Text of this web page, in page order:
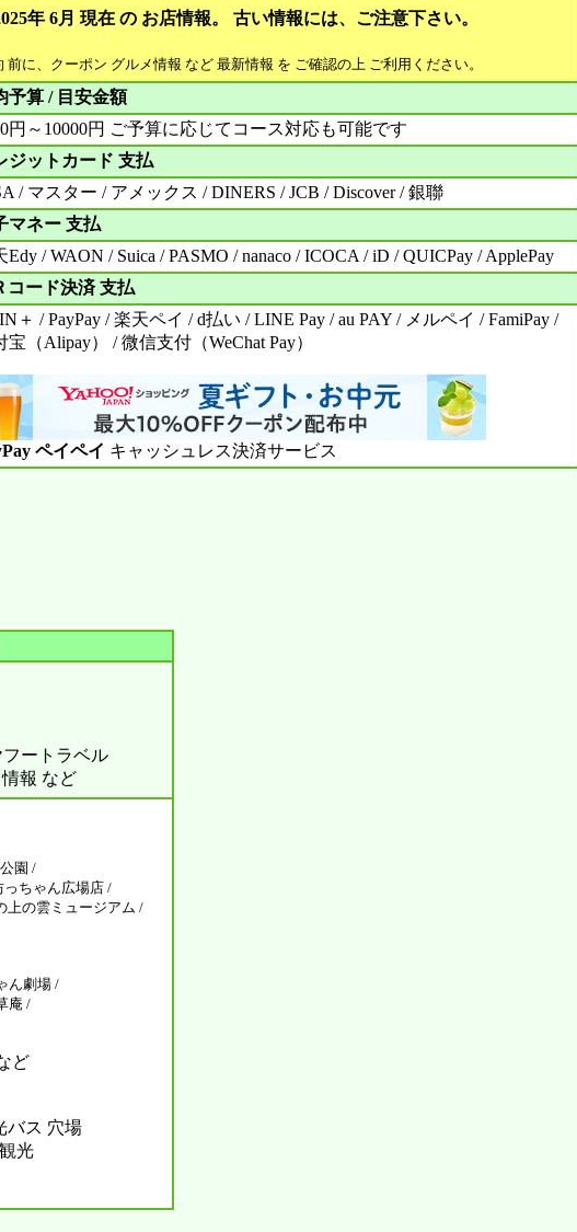
年 6月 現在 の お店情報。 古い情報には、ご注意下さい。
に、クーポン グルメ情報 など 最新情報 を ご確認の上 ご利用ください。
予算 / 目安金額
円～10000円 ご予算に応じてコース対応も可能です
ジットカード 支払
/ マスター / アメックス / DINERS / JCB / Discover / 銀聯
マネー 支払
Edy / WAON / Suica / PASMO / nanaco / ICOCA / iD / QUICPay / ApplePay
コード決済 支払
＋ / PayPay / 楽天ペイ / d払い / LINE Pay / au PAY / メルペイ / FamiPay /
宝（Alipay） / 微信支付（WeChat Pay）
ペイペイ キャッシュレス決済サービス
ートラベル
報 など
園 /
ちゃん広場店 /
上の雲ミュージアム /
ん劇場 /
庵 /
ど
バス 穴場
光